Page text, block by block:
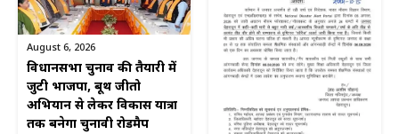
August 6, 2026
विधानसभा चुनाव की तैयारी में
जुटी भाजपा, बूथ जीतो
अभियान से लेकर विकास यात्रा
तक बनेगा चुनावी रोडमैप